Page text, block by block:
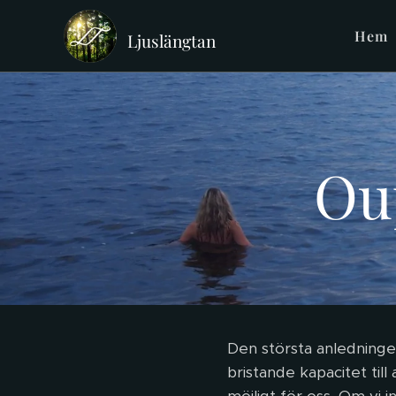
Ljuslängtan Hem
Den största
bristande kapacitet till